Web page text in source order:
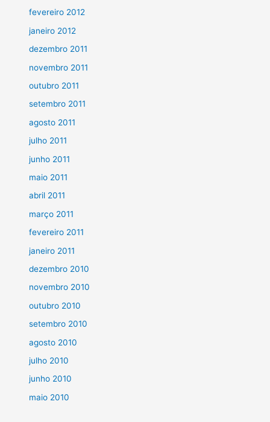
fevereiro 2012
janeiro 2012
dezembro 2011
novembro 2011
outubro 2011
setembro 2011
agosto 2011
julho 2011
junho 2011
maio 2011
abril 2011
março 2011
fevereiro 2011
janeiro 2011
dezembro 2010
novembro 2010
outubro 2010
setembro 2010
agosto 2010
julho 2010
junho 2010
maio 2010